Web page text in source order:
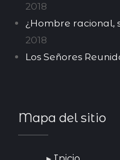
Mapa del sitio
2018
¿Hombre racional,
2018
Los Señores